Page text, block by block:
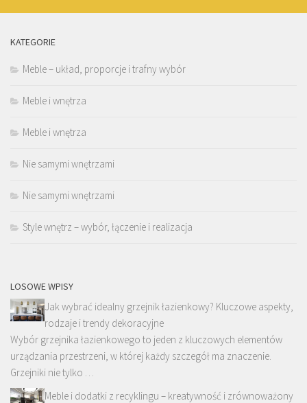
KATEGORIE
Meble – układ, proporcje i trafny wybór
Meble i wnętrza
Meble i wnętrza
Nie samymi wnętrzami
Nie samymi wnętrzami
Style wnętrz – wybór, łączenie i realizacja
LOSOWE WPISY
Jak wybrać idealny grzejnik łazienkowy? Kluczowe aspekty,
rodzaje i trendy dekoracyjne
Wybór grzejnika łazienkowego to jeden z kluczowych elementów
urządzania przestrzeni, w której każdy szczegół ma znaczenie.
Grzejniki nie tylko …
Meble i dodatki z recyklingu – kreatywność i zrównoważony